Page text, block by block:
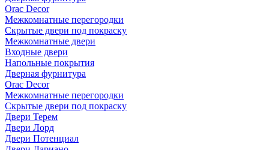
Orac Decor
Межкомнатные перегородки
Скрытые двери под покраскy
Межкомнатные двери
Входные двери
Напольные покрытия
Дверная фурнитура
Orac Decor
Межкомнатные перегородки
Скрытые двери под покраскy
Двери Терем
Двери Лорд
Двери Потенциал